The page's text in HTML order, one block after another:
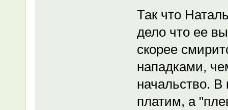
Так что
дело что ее
скорее
нападками,
начальство. В
платим, а